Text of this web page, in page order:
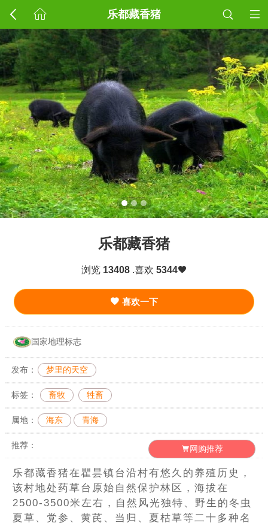
乐都藏香猪
乐都藏香猪
浏览 13408.喜欢 5344
喜欢一下
国家地理标志
发布： 梦里的天空
标签： 畜牧 牲畜
属地： 海东 青海
推荐： 网购推荐
乐都藏香猪在瞿昙镇台沿村有悠久的养殖历史，
该村地处药草台原始自然保护林区，海拔在
2500-3500米左右，自然风光独特、野生的冬虫
夏草、党参、黄芪、当归、夏枯草等二十多种名